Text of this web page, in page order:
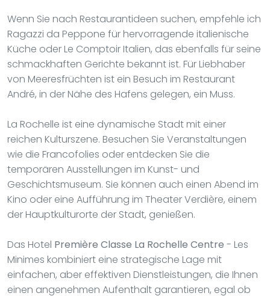
Wenn Sie nach Restaurantideen suchen, empfehle ich
Ragazzi da Peppone für hervorragende italienische
Küche oder Le Comptoir Italien, das ebenfalls für seine
schmackhaften Gerichte bekannt ist. Für Liebhaber
von Meeresfrüchten ist ein Besuch im Restaurant
André, in der Nähe des Hafens gelegen, ein Muss.
La Rochelle ist eine dynamische Stadt mit einer
reichen Kulturszene. Besuchen Sie Veranstaltungen
wie die Francofolies oder entdecken Sie die
temporären Ausstellungen im Kunst- und
Geschichtsmuseum. Sie können auch einen Abend im
Kino oder eine Aufführung im Theater Verdière, einem
der Hauptkulturorte der Stadt, genießen.
Das Hotel Première Classe La Rochelle Centre - Les
Minimes kombiniert eine strategische Lage mit
einfachen, aber effektiven Dienstleistungen, die Ihnen
einen angenehmen Aufenthalt garantieren, egal ob